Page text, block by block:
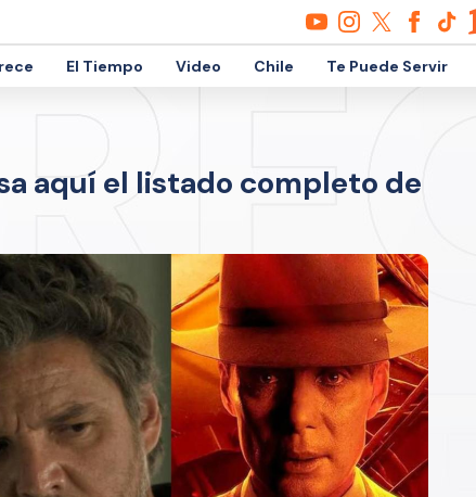
El Tiempo Video Chile Te Puede Servir
aquí el listado completo de